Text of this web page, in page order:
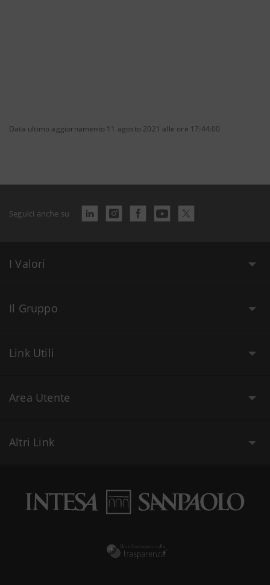
Data ultimo aggiornamento 11 agosto 2021 alle ore 17:44:00
Seguici anche su
I Valori
Il Gruppo
Link Utili
Area Utente
Altri Link